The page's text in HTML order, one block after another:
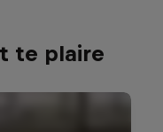
te plaire